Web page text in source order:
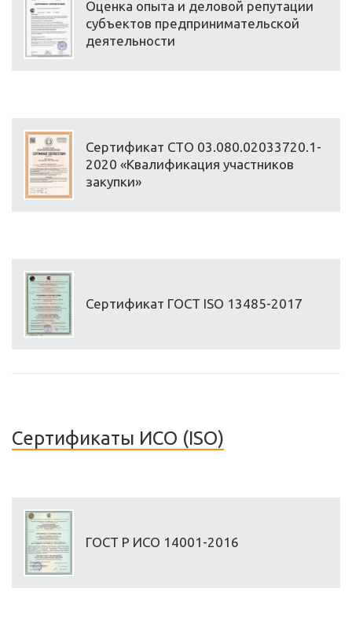
Оценка опыта и деловой репутации
субъектов предпринимательской
деятельности
Сертификат СТО 03.080.02033720.1-
2020 «Квалификация участников
закупки»
Сертификат ГОСТ ISO 13485-2017
Сертификаты ИСО (ISO)
ГОСТ Р ИСО 14001-2016